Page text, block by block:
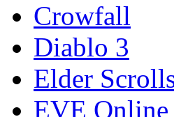
Crowfall
Diablo 3
Elder
EVE Online